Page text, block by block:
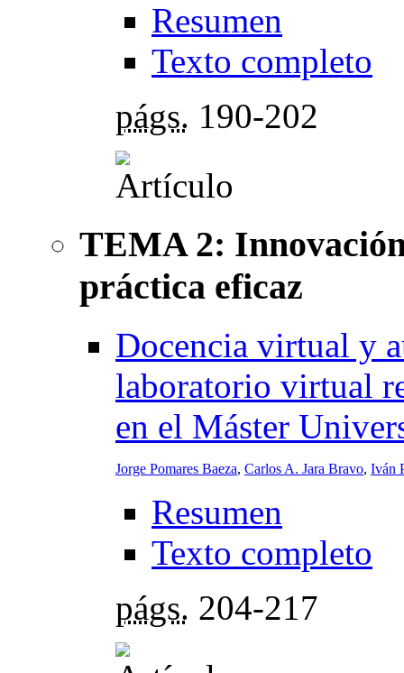
Resumen
Texto completo
págs. 190-202
TEMA 2:
práctica eficaz
Docencia virtual y
laboratorio virtual
en el Máster
Jorge Pomares Baeza, Carlos A. Jara Bravo, Iván
Resumen
Texto completo
págs. 204-217